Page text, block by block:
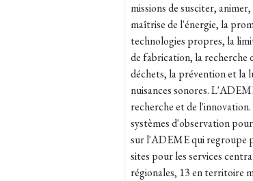
missions de susciter,
maîtrise de l'énergie, la
technologies propres, la
de fabrication, la recherche
déchets, la prévention et la
nuisances sonores.
recherche et de
systèmes d'observation
sur l'ADEME qui regroupe
sites pour les services
régionales, 13 en territoire